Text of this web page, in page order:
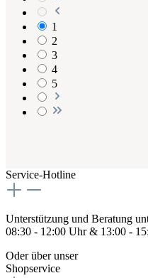
1
2
3
4
5
Service-Hotline
Unterstützung und Beratung
08:30 - 12:00 Uhr & 13:00 -
Oder über unser
Shopservice